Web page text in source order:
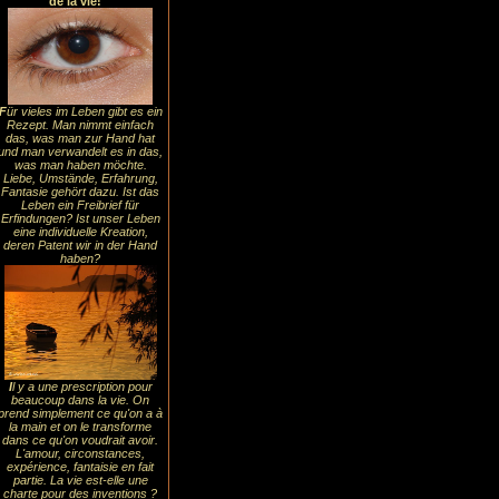
ür vieles im Leben gibt es ein
Rezept. Man nimmt einfach
das, was man zur Hand hat
man verwandelt es in das,
was man haben möchte.
Liebe, Umstände, Erfahrung,
Fantasie gehört dazu. Ist das
Leben ein Freibrief für
Erfindungen? Ist unser Leben
eine individuelle Kreation,
deren Patent wir in der Hand
haben?
Il y a une prescription pour
beaucoup dans la vie. On
simplement ce qu'on a à
la main et on le transforme
dans ce qu'on voudrait avoir.
L'amour, circonstances,
expérience, fantaisie en fait
partie. La vie est-elle une
charte pour des inventions ?